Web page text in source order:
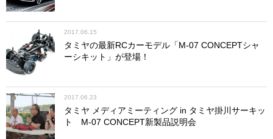
2017.06.15
タミヤの最新RCカーモデル「M-07 CONCEPTシャ
ーシキット」が登場！
2017.06.23
タミヤ メディアミーティング in タミヤ掛川サーキッ
ト M-07 CONCEPT新製品説明会